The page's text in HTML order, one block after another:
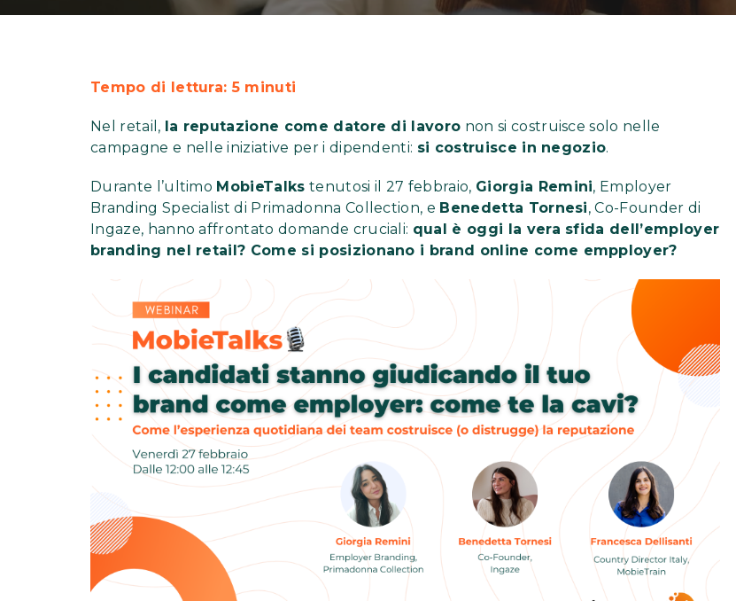
Tempo di lettura: 5 minuti
Nel retail, la reputazione come datore di lavoro non si costruisce solo nelle
campagne e nelle iniziative per i dipendenti: si costruisce in negozio.
Durante l’ultimo MobieTalks tenutosi il 27 febbraio, Giorgia Remini, Employer
Branding Specialist di Primadonna Collection, e Benedetta Tornesi, Co-Founder di
Ingaze, hanno affrontato domande cruciali: qual è oggi la vera sfida dell’employer
branding nel retail? Come si posizionano i brand online come empployer?